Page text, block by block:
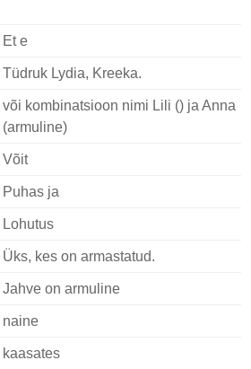
Et e
Tüdruk Lydia, Kreeka.
või kombinatsioon nimi Lili () ja Anna
(armuline)
Võit
Puhas ja
Lohutus
Üks, kes on armastatud.
Jahve on armuline
naine
kaasates